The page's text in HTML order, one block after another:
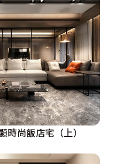
時尚飯店宅（上）